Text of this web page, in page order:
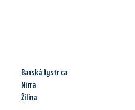
Banská Bystrica
Nitra
Žilina